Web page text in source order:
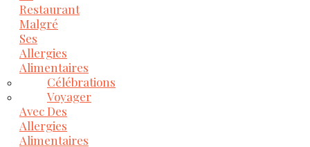
Restaurant
Malgré
Ses
Allergies
Alimentaires
Célébrations
Voyager
Avec Des
Allergies
Alimentaires